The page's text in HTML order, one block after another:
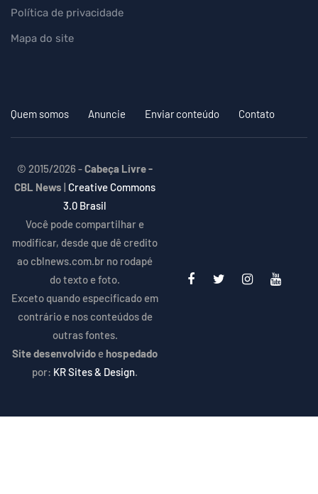
Política de privacidade
Mapa do site
Quem somos Anuncie Enviar conteúdo Contato
© 2015/2026 -Cabeça Livre -
CBL News | Creative Commons
3.0 Brasil
Você pode compartilhar e
modificar, desde que dê credito
ao cblnews.com.br no rodapé
do texto e foto.
Exceto quando especificado em
contrário e nos conteúdos de
outras fontes.
Site desenvolvido ehospedado
por: KR Sites & Design.